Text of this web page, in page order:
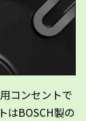
コンセントで
はBOSCH製の